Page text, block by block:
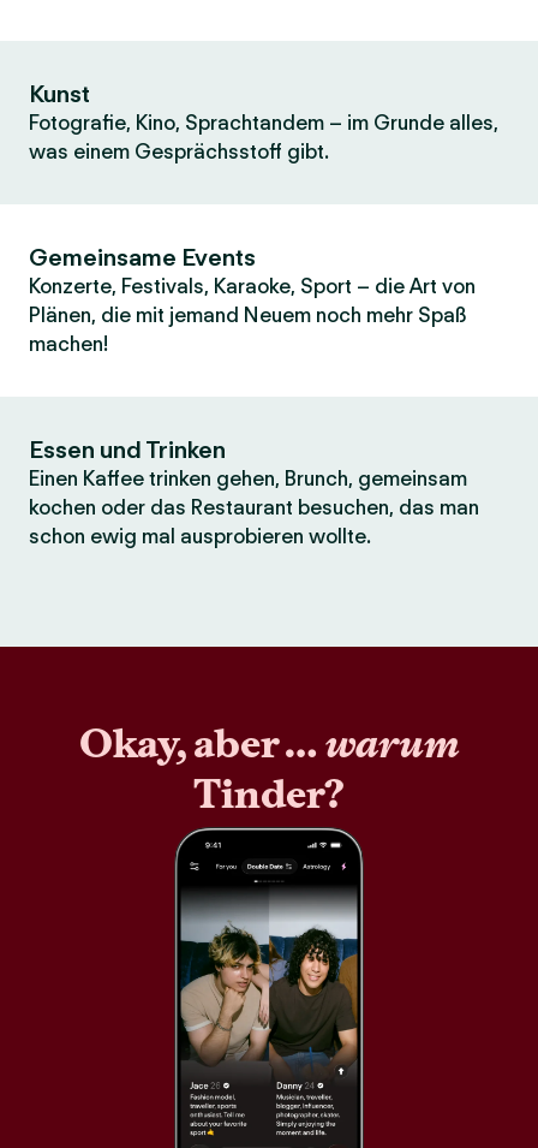
Kunst
Fotografie, Kino, Sprachtandem – im Grunde alles,
was einem Gesprächsstoff gibt.
Gemeinsame Events
Konzerte, Festivals, Karaoke, Sport – die Art von
Plänen, die mit jemand Neuem noch mehr Spaß
machen!
Essen und Trinken
Einen Kaffee trinken gehen, Brunch, gemeinsam
kochen oder das Restaurant besuchen, das man
schon ewig mal ausprobieren wollte.
Okay, aber …warum
Tinder?